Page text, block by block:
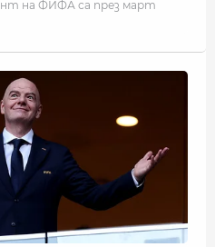
на ФИФА са през март